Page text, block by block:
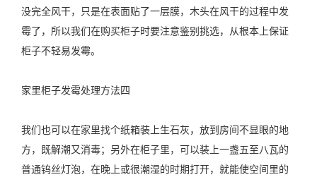
没完全风干，只是在表面贴了一层膜，木头在风干的过程中发
霉了，所以我们在购买柜子时要注意鉴别挑选，从根本上保证
柜子不轻易发霉。
家里柜子发霉处理方法四
我们也可以在家里找个纸箱装上生石灰，放到房间不显眼的地
方，既解潮又消毒；另外在柜子里，可以装上一盏五至八瓦的
普通钨丝灯泡，在晚上或很潮湿的时期打开，就能使空间里的